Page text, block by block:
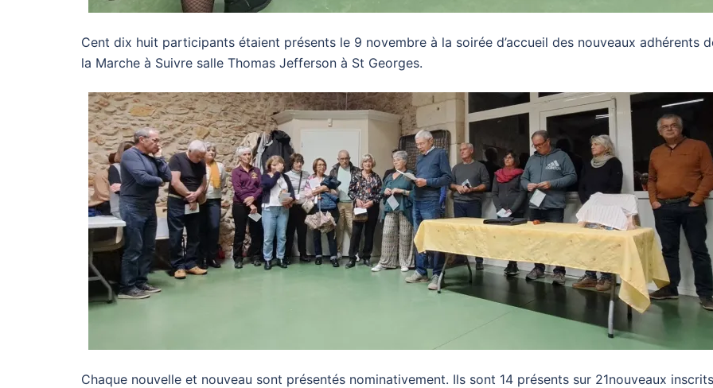
Cent dix huit participants étaient présents le 9 novembre à la soirée d’accueil des nouveaux adhérents
la Marche à Suivre salle Thomas Jefferson à St Georges.
Chaque nouvelle et nouveau sont présentés nominativement. Ils sont 14 présents sur 21nouveaux